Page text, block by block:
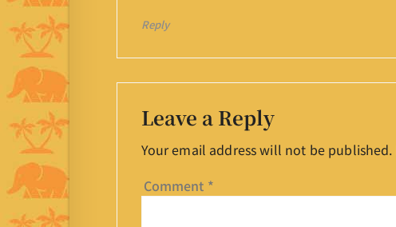
Reply
Leave a Reply
Your email address will not be published.
Comment *